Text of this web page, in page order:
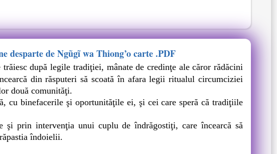
desparte de Ngũgĩ wa Thiong’o carte .PDF
după legile tradiţiei, mânate de credinţe ale căror rădăcini
din răsputeri să scoată în afara legii ritualul circumciziei
două comunităţi.
binefacerile şi oportunităţile ei, şi cei care speră că tradiţiile
şi prin intervenţia unui cuplu de îndrăgostiţi, care încearcă să
îndoielii.